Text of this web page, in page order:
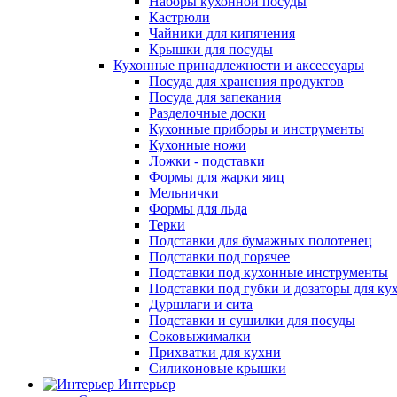
Кастрюли
Чайники для кипячения
Крышки для посуды
Кухонные принадлежности и аксессуары
Посуда для хранения продуктов
Посуда для запекания
Разделочные доски
Кухонные приборы и инструменты
Кухонные ножи
Ложки - подставки
Формы для жарки яиц
Мельнички
Формы для льда
Терки
Подставки для бумажных полотенец
Подставки под горячее
Подставки под кухонные инструменты
Подставки под губки и дозаторы для
Дуршлаги и сита
Подставки и сушилки для посуды
Соковыжималки
Прихватки для кухни
Силиконовые крышки
Интерьер